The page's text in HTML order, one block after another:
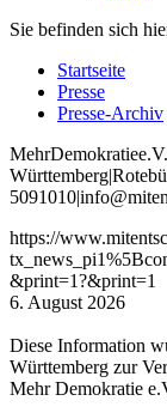
Sie befinden sich
Startseite
Presse
Presse-Archiv
MehrDemokratiee.V.
Württemberg|Roteb
5091010|info
https://
&print=1?&print=1
6. August 2026
Diese Information
Württemberg zur
Mehr Demokratie